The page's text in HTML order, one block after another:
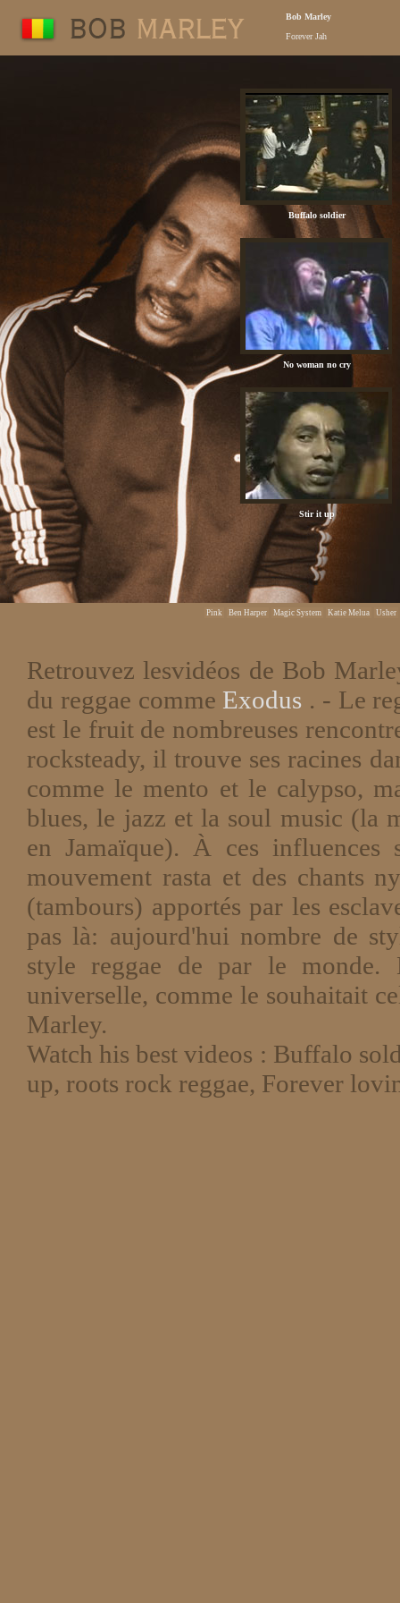
Bob Marley
Forever Jah
Buffalo soldier
No woman no cry
Stir it up
Pink Ben Harper Magic System Katie Melua Usher
Retrouvez lesvidéos de Bob
du reggae comme Exodus . - Le
est le fruit de nombreuses
rocksteady, il trouve ses racines
comme le mento et le calypso,
blues, le jazz et la soul music (la
en Jamaïque). À ces influences
mouvement rasta et des chants
(tambours) apportés par les
pas là: aujourd'hui nombre de
style reggae de par le monde.
universelle, comme le souhaitait
Marley.
Watch his best videos : Buffalo
up, roots rock reggae, Forever